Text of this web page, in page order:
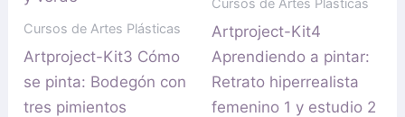
Cursos de Artes Plásticas
Artproject-Kit3 Cómo
se pinta: Bodegón con
tres pimientos
Cursos de Artes Plásticas
Artproject-Kit4
Aprendiendo a pintar:
Retrato hiperrealista
femenino 1 y estudio 2